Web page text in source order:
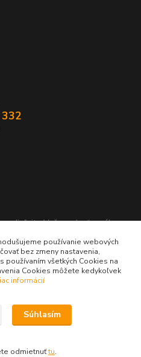
zdieľajte Vašu radosť z nákupu a
s.r.o. Všetky práva vyhradené.
používanie webových
bez zmeny nastavenia,
všetkých Cookies na
Cookies môžete kedykoľvek
informácií
Súhlasím
odmietnuťtu.